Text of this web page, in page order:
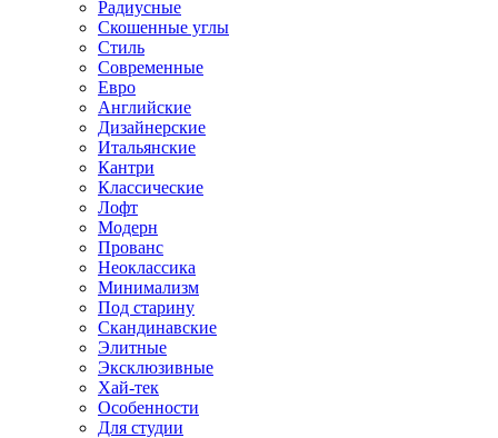
Радиусные
Скошенные углы
Стиль
Современные
Евро
Английские
Дизайнерские
Итальянские
Кантри
Классические
Лофт
Модерн
Прованс
Неоклассика
Минимализм
Под старину
Скандинавские
Элитные
Эксклюзивные
Хай-тек
Особенности
Для студии